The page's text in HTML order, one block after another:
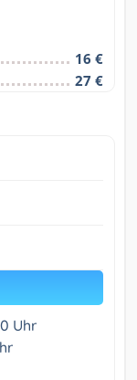
16 €
27 €
Uhr